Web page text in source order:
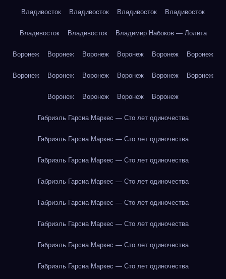
Владивосток Владивосток Владивосток Владивосток
Владивосток Владивосток Владимир Набоков — Лолита
Воронеж Воронеж Воронеж Воронеж Воронеж Воронеж
Воронеж Воронеж Воронеж Воронеж Воронеж Воронеж
Воронеж Воронеж Воронеж Воронеж
Габриэль Гарсиа Маркес — Сто лет одиночества
Габриэль Гарсиа Маркес — Сто лет одиночества
Габриэль Гарсиа Маркес — Сто лет одиночества
Габриэль Гарсиа Маркес — Сто лет одиночества
Габриэль Гарсиа Маркес — Сто лет одиночества
Габриэль Гарсиа Маркес — Сто лет одиночества
Габриэль Гарсиа Маркес — Сто лет одиночества
Габриэль Гарсиа Маркес — Сто лет одиночества